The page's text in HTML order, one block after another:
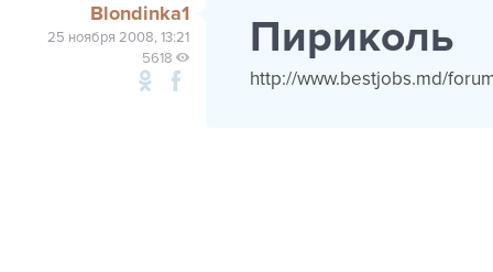
Blondinka1
25 ноября 2008, 13:21
5618
Пириколь
http://www.bestjobs.md/